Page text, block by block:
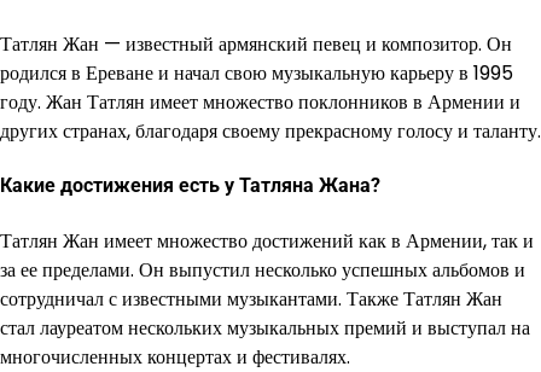
Татлян Жан — известный армянский певец и композитор. Он
родился в Ереване и начал свою музыкальную карьеру в 1995
году. Жан Татлян имеет множество поклонников в Армении и
других странах, благодаря своему прекрасному голосу и таланту.
Какие достижения есть у Татляна Жана?
Татлян Жан имеет множество достижений как в Армении, так и
за ее пределами. Он выпустил несколько успешных альбомов и
сотрудничал с известными музыкантами. Также Татлян Жан
стал лауреатом нескольких музыкальных премий и выступал на
многочисленных концертах и фестивалях.